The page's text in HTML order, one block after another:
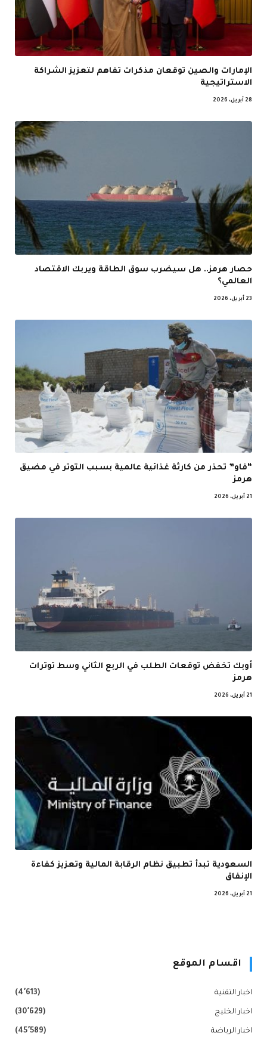
الإمارات والصين توقعان مذكرات تفاهم لتعزيز الشراكة
الاستراتيجية
28 أبريل، 2026
حصار هرمز.. هل سيضرب سوق الطاقة ويربك الاقتصاد
العالمي؟
23 أبريل، 2026
“فاو” تحذر من كارثة غذائية عالمية بسبب التوتر في مضيق
هرمز
21 أبريل، 2026
أوبك تخفض توقعات الطلب في الربع الثاني وسط توترات
هرمز
21 أبريل، 2026
السعودية تبدأ تطبيق نظام الرقابة المالية وتعزيز كفاءة
الإنفاق
21 أبريل، 2026
اقسام الموقع
اخبار التقنية (4٬613)
اخبار الخليج (30٬629)
اخبار الرياضة (45٬589)